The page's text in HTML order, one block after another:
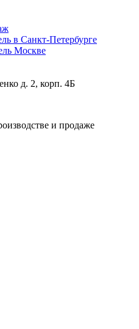
в Санкт-Петербурге
Москве
д. 2, корп. 4Б
и продаже